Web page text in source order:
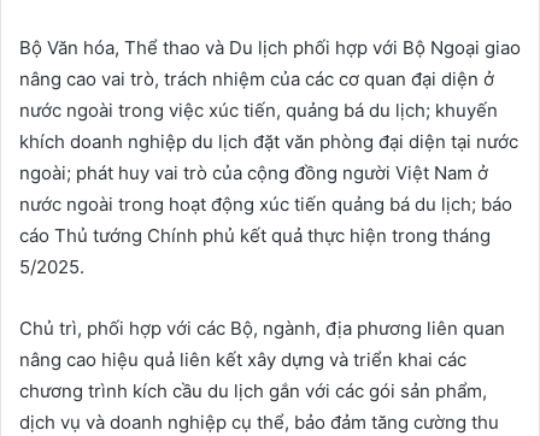
Bộ Văn hóa, Thể thao và Du lịch phối hợp với Bộ Ngoại giao
nâng cao vai trò, trách nhiệm của các cơ quan đại diện ở
nước ngoài trong việc xúc tiến, quảng bá du lịch; khuyến
khích doanh nghiệp du lịch đặt văn phòng đại diện tại nước
ngoài; phát huy vai trò của cộng đồng người Việt Nam ở
nước ngoài trong hoạt động xúc tiến quảng bá du lịch; báo
cáo Thủ tướng Chính phủ kết quả thực hiện trong tháng
5/2025.
Chủ trì, phối hợp với các Bộ, ngành, địa phương liên quan
nâng cao hiệu quả liên kết xây dựng và triển khai các
chương trình kích cầu du lịch gắn với các gói sản phẩm,
dịch vụ và doanh nghiệp cụ thể, bảo đảm tăng cường thu